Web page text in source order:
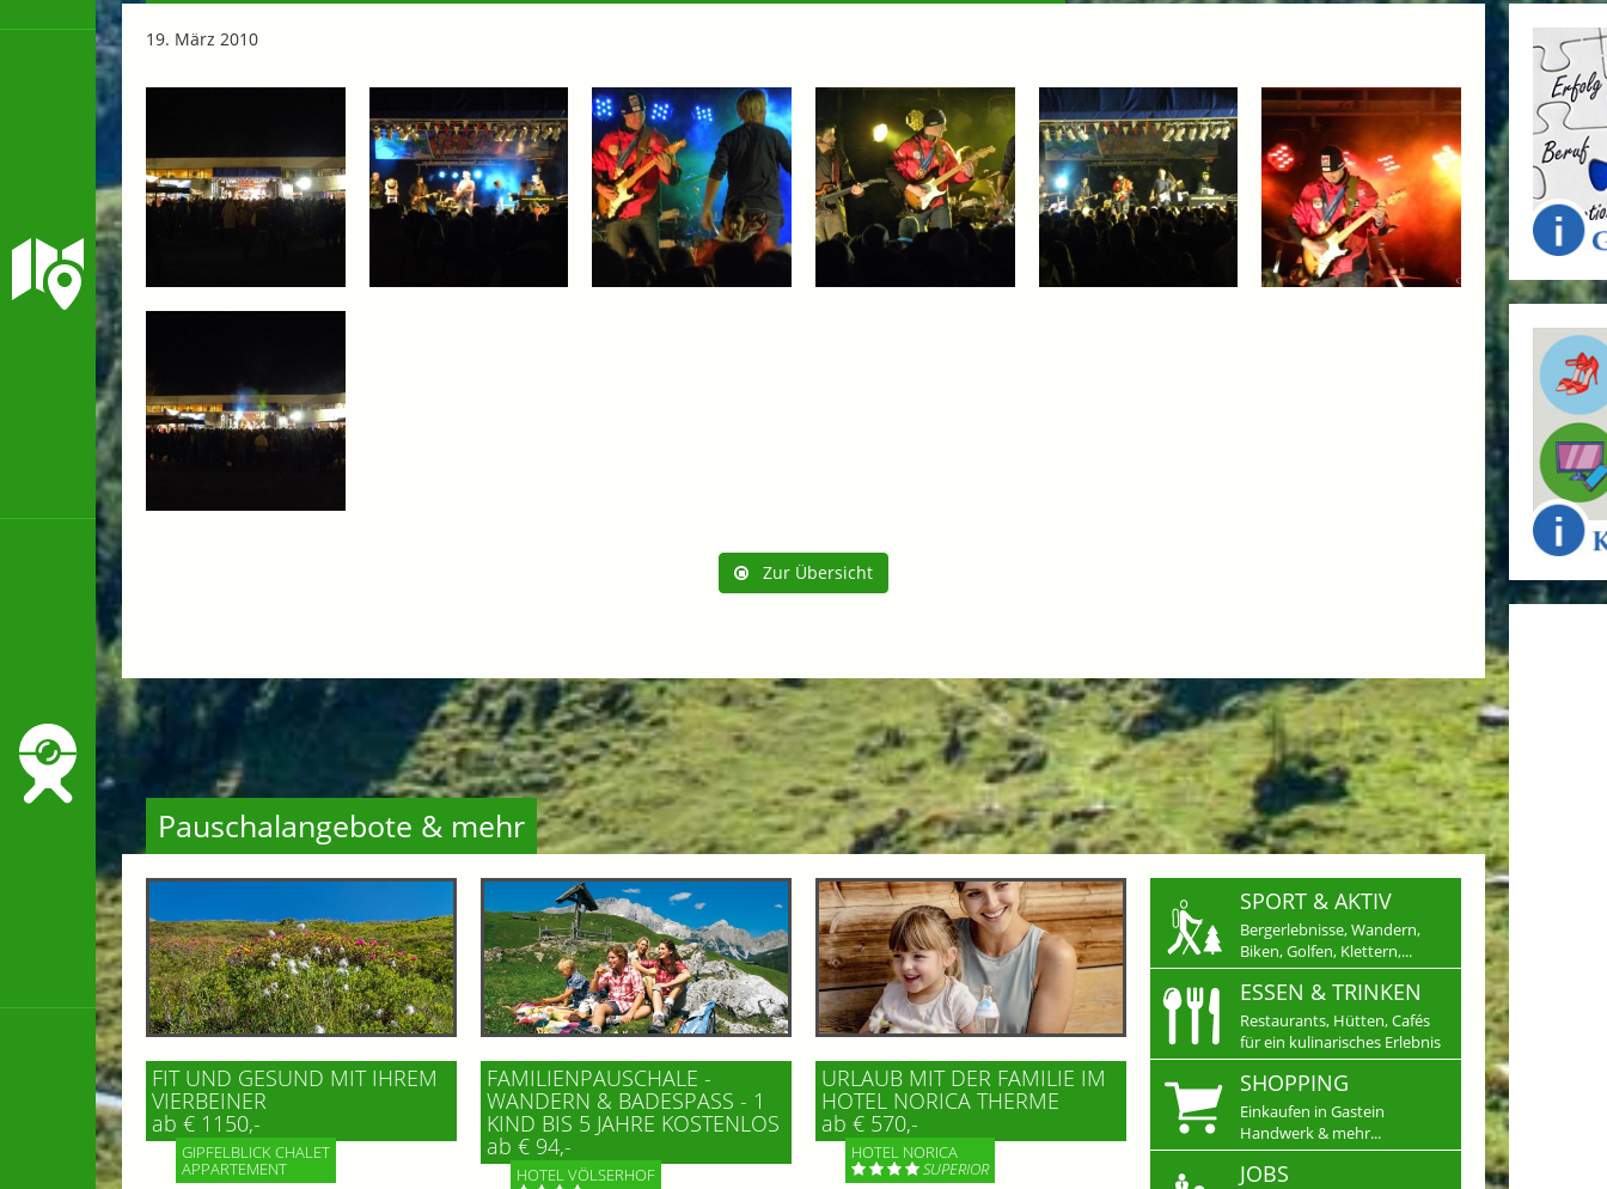
19. März 2010
Zur Übersicht
Pauschalangebote & mehr
FIT UND GESUND MIT IHREM
VIERBEINER
ab € 1150,-
GIPFELBLICK CHALET
APPARTEMENT
FAMILIENPAUSCHALE -
WANDERN & BADESPASS - 1 K
IND BIS 5 JAHRE KOSTENLOS
ab € 94,-
HOTEL VÖLSERHOF
URLAUB MIT DER FAMILIE IM
HOTEL NORICA THERME
ab € 570,-
HOTEL NORICA
SUPERIOR
SPORT & AKTIV
Bergerlebnisse, Wandern,
Biken, Golfen, Klettern,...
ESSEN & TRINKEN
Restaurants, Hütten, Cafés
für ein kulinarisches Erlebnis
SHOPPING
Einkaufen in Gastein
Handwerk & mehr...
JOBS